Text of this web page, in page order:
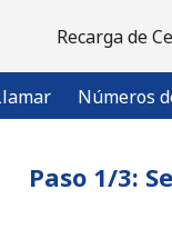
Recarga de
Números
Paso 1/3: